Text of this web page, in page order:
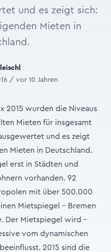
und es zeigt sich:
Mieten in
/ vor 10 Jahren
2015 wurden die Niveaus
Mieten für insgesamt
und es zeigt
Mieten in Deutschland.
erst in Städten und
vorhanden. 92
mit über 500.000
Mietspiegel – Bremen
Der Mietspiegel wird –
vom dynamischen
2015 sind die